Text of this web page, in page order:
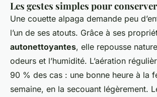
Les gestes simples pour
Une couette alpaga demande peu
l’un de ses atouts. Grâce à ses
autonettoyantes, elle repousse
odeurs et l’humidité. L’aération
90 % des cas : une bonne heure à la
semaine, en la secouant légèrement.